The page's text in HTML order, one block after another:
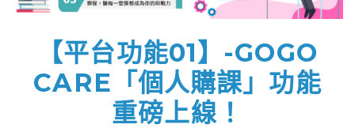
【平台功能01】-GOGO
CARE「個人購課」功能
重磅上線！